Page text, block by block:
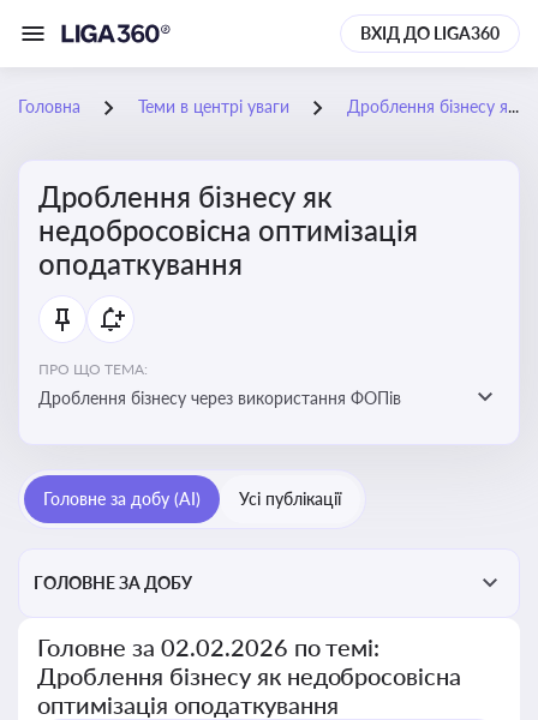
ВХІД ДО LIGA360
Головна Теми в центрі уваги Дроблення бізнесу як недобросовісна оптимізація оподаткування
Дроблення бізнесу як
недобросовісна оптимізація
оподаткування
ПРО ЩО ТЕМА:
Дроблення бізнесу через використання ФОПів
Головне за добу (AI) Усі публікації
ГОЛОВНЕ ЗА ДОБУ
Головне за 02.02.2026 по темі:
Дроблення бізнесу як недобросовісна
оптимізація оподаткування